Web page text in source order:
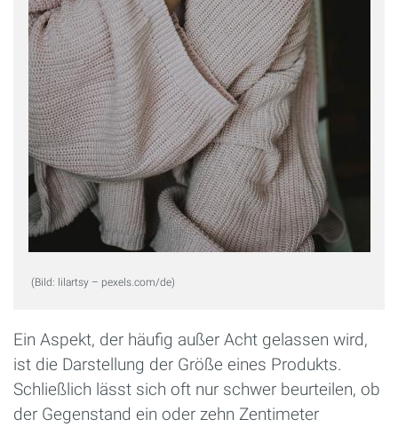
(Bild: lilartsy – pexels.com/de)
Ein Aspekt, der häufig außer Acht gelassen wird,
ist die Darstellung der Größe eines Produkts.
Schließlich lässt sich oft nur schwer beurteilen, ob
der Gegenstand ein oder zehn Zentimeter